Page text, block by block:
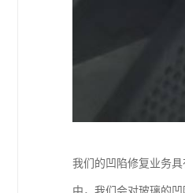
我们的凹陷修复业务